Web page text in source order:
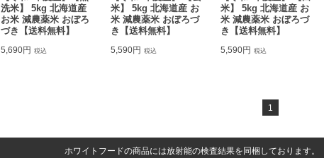
洗米】 5kg 北海道産
お米 減農薬米 おぼろ
づき【送料無料】
5,690円 税込
米】 5kg 北海道産 お
米 減農薬米 おぼろづ
き【送料無料】
5,590円 税込
米】 5kg 北海道産 お
米 減農薬米 おぼろづ
き【送料無料】
5,590円 税込
1
ホワイトフードの商品には放射能の検査結果を同梱しております。